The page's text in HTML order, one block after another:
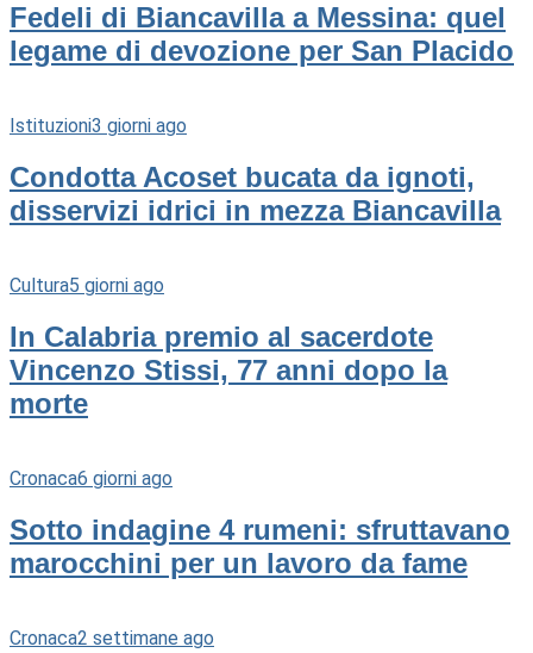
Fedeli di Biancavilla a Messina: quel
legame di devozione per San Placido
Istituzioni3 giorni ago
Condotta Acoset bucata da ignoti,
disservizi idrici in mezza Biancavilla
Cultura5 giorni ago
In Calabria premio al sacerdote
Vincenzo Stissi, 77 anni dopo la
morte
Cronaca6 giorni ago
Sotto indagine 4 rumeni: sfruttavano
marocchini per un lavoro da fame
Cronaca2 settimane ago